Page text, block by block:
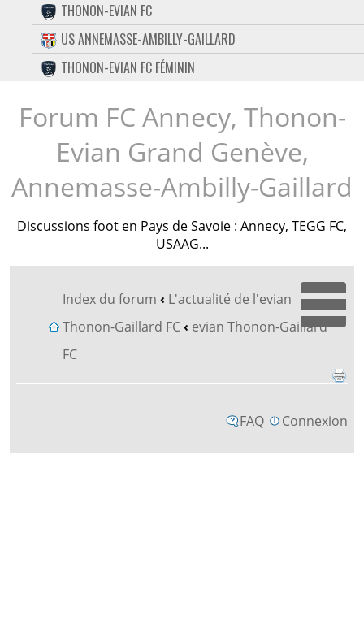
CONTACT
FACEBOOK
TWITTER
INSTAGRAM
THONON-EVIAN FC
US ANNEMASSE-AMBILLY-GAILLARD
THONON-EVIAN FC FÉMININ
Forum FC Annecy, Thonon-
Evian Grand Genève,
Annemasse-Ambilly-Gaillard
Discussions foot en Pays de Savoie : Annecy, TEGG FC,
USAAG...
Index du forum ‹ L'actualité de l'evian
Thonon-Gaillard FC‹ evian Thonon-Gaillard
FC
FAQ Connexion